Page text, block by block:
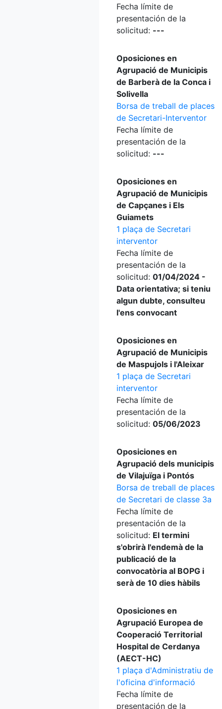
Fecha límite de
presentación de la
solicitud: ---
Oposiciones en
Agrupació de Municipis
de Barberà de la Conca i
Solivella
Borsa de treball de places
de Secretari-Interventor
Fecha límite de
presentación de la
solicitud: ---
Oposiciones en
Agrupació de Municipis
de Capçanes i Els
Guiamets
1 plaça de Secretari
interventor
Fecha límite de
presentación de la
solicitud: 01/04/2024 -
Data orientativa; si teniu
algun dubte, consulteu
l'ens convocant
Oposiciones en
Agrupació de Municipis
de Maspujols i l'Aleixar
1 plaça de Secretari
interventor
Fecha límite de
presentación de la
solicitud: 05/06/2023
Oposiciones en
Agrupació dels municipis
de Vilajuïga i Pontós
Borsa de treball de places
de Secretari de classe 3a
Fecha límite de
presentación de la
solicitud: El termini
s'obrirà l'endemà de la
publicació de la
convocatòria al BOPG i
serà de 10 dies hàbils
Oposiciones en
Agrupació Europea de
Cooperació Territorial
Hospital de Cerdanya
(AECT-HC)
1 plaça d'Administratiu de
l'oficina d'informació
Fecha límite de
presentación de la